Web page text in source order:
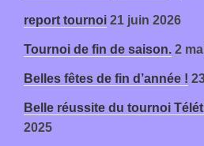
report tournoi 21 juin 2026
Tournoi de fin de saison. 2
Belles fêtes de fin d’année !
Belle réussite du tournoi
2025